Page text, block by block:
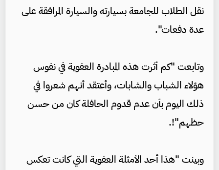
نقل الطلاب للجامعة بسيارته والسيارة المرافقة على
عدة دفعات".
وتابعت "كم أثرت هذه المبادرة العفوية في نفوس
هؤلاء الشباب والشابات، وأعتقد أنهم شعروا في
ذلك اليوم بأن عدم قدوم الحافلة كان من حسن
حظهم"!.
وبينت "هذا أحد الأمثلة العفوية التي كانت تعكس